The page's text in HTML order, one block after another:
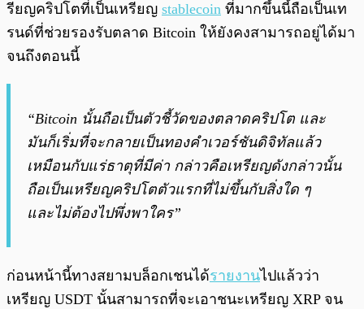
รียญคริปโตที่เป็นเหรียญ stablecoin ที่มากขึ้นนี้ถือเป็นเท
รนด์ที่ช่วยรองรับตลาด Bitcoin ให้ยังคงสามารถอยู่ได้มา
จนถึงตอนนี้
“Bitcoin นั้นถือเป็นตัวชี้วัดของตลาดคริปโต และ
มันก็เริ่มที่จะกลายเป็นทองคำเวอร์ชันดิจิทัลแล้ว
เหมือนกับแร่ธาตุที่มีค่า กล่าวคือเหรียญดังกล่าวนั้น
ถือเป็นเหรียญคริปโตตัวแรกที่ไม่ขึ้นกับสิ่งใด ๆ
และไม่ต้องไปพึ่งพาใคร”
ก่อนหน้านี้ทางสยามบล็อกเชนได้รายงานไปแล้วว่า
เหรียญ USDT นั้นสามารถที่จะเอาชนะเหรียญ XRP จน